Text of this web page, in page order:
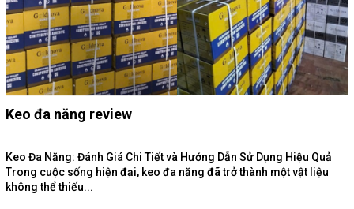
Keo đa năng review
Keo Đa Năng: Đánh Giá Chi Tiết và Hướng Dẫn Sử Dụng Hiệu Quả
Trong cuộc sống hiện đại, keo đa năng đã trở thành một vật liệu
không thể thiếu...